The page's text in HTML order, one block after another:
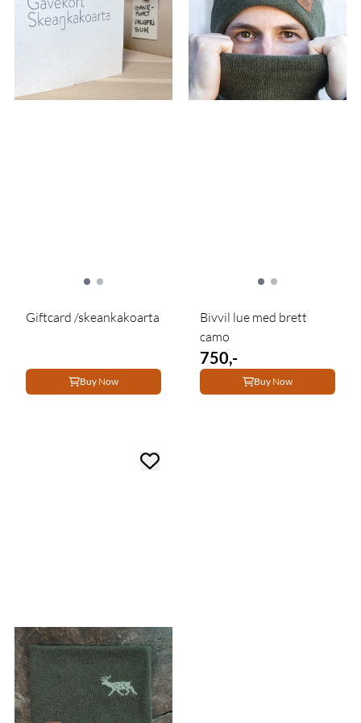
Giftcard /skeankakoarta
Buy Now
Bivvil lue med brett
camo
750,-
Buy Now